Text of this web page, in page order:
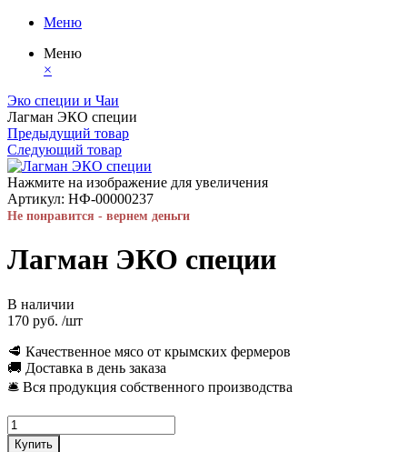
Меню
Меню
×
Эко специи и Чаи
Лагман ЭКО специи
Предыдущий товар
Следующий товар
Нажмите на изображение для увеличения
Артикул: НФ-00000237
Не понравится - вернем деньги
Лагман ЭКО специи
В наличии
170 руб. /шт
🥩 Качественное мясо от крымских фермеров
🚚 Доставка в день заказа
🛎 Вся продукция собственного производства
Купить